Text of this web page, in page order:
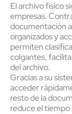
El archivo físico
empresas.
documentación
organizados y
permiten
colgantes,
del archivo.
Gracias a su
acceder
resto de la
reduce el tiempo